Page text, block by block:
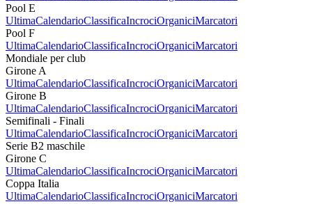
Pool E
UltimaCalendarioClassificaIncrociOrganiciMarcatori
Pool F
UltimaCalendarioClassificaIncrociOrganiciMarcatori
Mondiale per club
Girone A
UltimaCalendarioClassificaIncrociOrganiciMarcatori
Girone B
UltimaCalendarioClassificaIncrociOrganiciMarcatori
Semifinali - Finali
UltimaCalendarioClassificaIncrociOrganiciMarcatori
Serie B2 maschile
Girone C
UltimaCalendarioClassificaIncrociOrganiciMarcatori
Coppa Italia
UltimaCalendarioClassificaIncrociOrganiciMarcatori